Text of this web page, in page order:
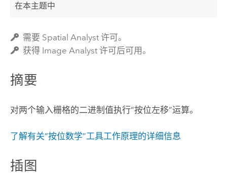
在本主题中
需要 Spatial Analyst 许可。
获得 Image Analyst 许可后可用。
摘要
对两个输入栅格的二进制值执行“按位左移”运算。
了解有关“按位数学”工具工作原理的详细信息
插图